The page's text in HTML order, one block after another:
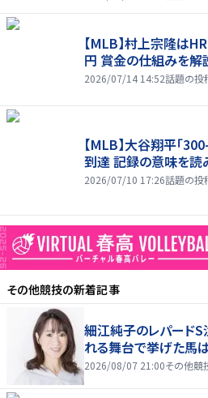
【MLB】村上宗隆は
円 賞金の仕組みを解
2026/07/14 14:52話題の投
【MLB】大谷翔平「
到達 記録の意味を読
2026/07/10 17:26話題の投
その他競技の新着記事
細江純子のレパード
れる舞台で挙げた馬
2026/08/07 21:00その他競